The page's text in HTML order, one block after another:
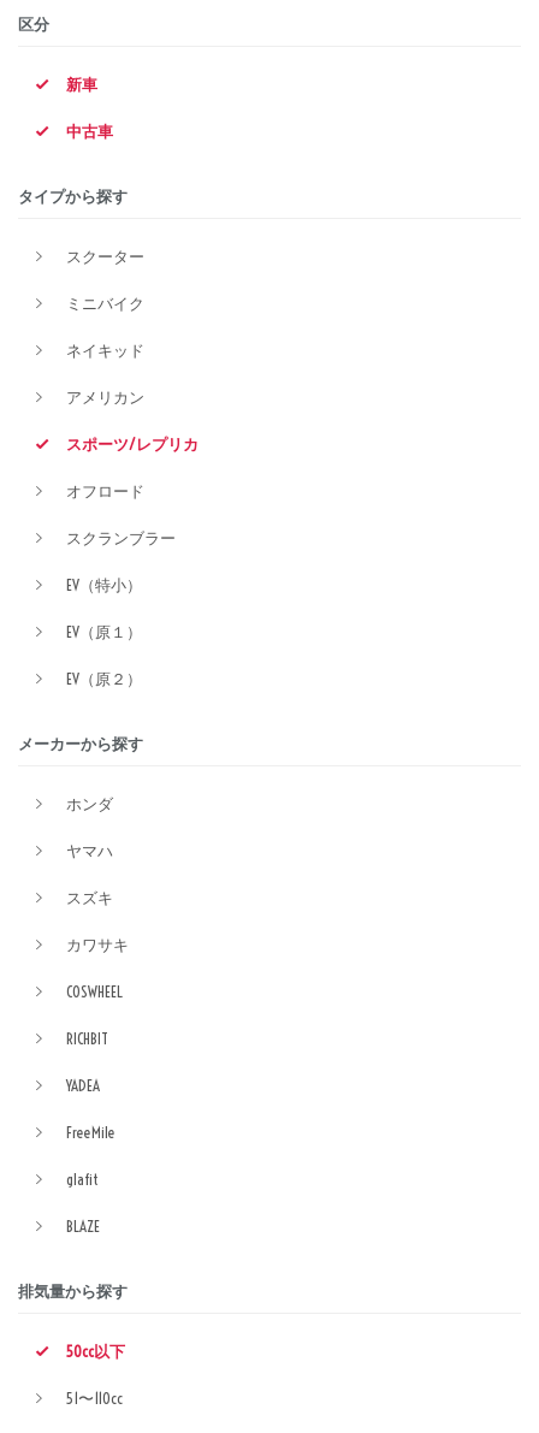
区分
新車
中古車
タイプから探す
スクーター
ミニバイク
ネイキッド
アメリカン
スポーツ/レプリカ
オフロード
スクランブラー
EV（特小）
EV（原１）
EV（原２）
メーカーから探す
ホンダ
ヤマハ
スズキ
カワサキ
COSWHEEL
RICHBIT
YADEA
FreeMile
glafit
BLAZE
排気量から探す
50cc以下
51〜110cc
タイプ
価格